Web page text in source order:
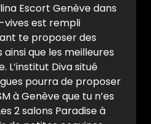
Escort Genève dans
vives est rempli
te proposer des
que les meilleures
L’institut Diva situé
pourra de proposer
à Genève que tu n’es
2 salons Paradise à